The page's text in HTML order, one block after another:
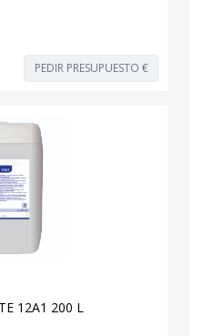
PEDIR PRESUPUESTO €
12A1 200 L